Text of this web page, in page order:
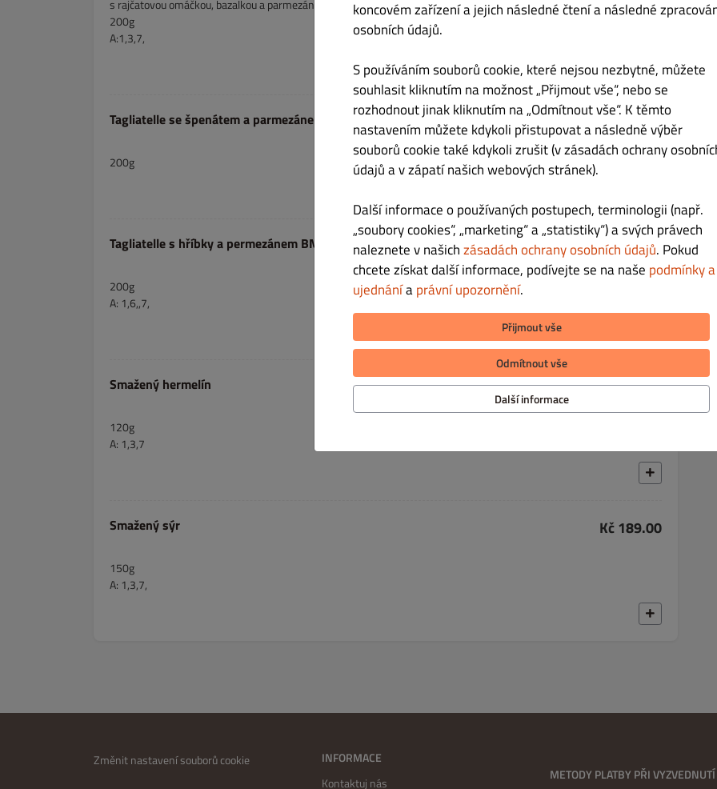
s rajčatovou omáčkou, bazalkou a parmezánem
200g
A:1,3,7,
Tagliatelle se špenátem a parmezánem BM Kč 249.00
200g
Tagliatelle s hříbky a permezánem BM Kč 249.00
200g
A: 1,6,,7,
Smažený hermelín Kč 185.00
120g
A: 1,3,7
Smažený sýr Kč 189.00
150g
A: 1,3,7,
Změnit nastavení souborů cookie
INFORMACE
Kontaktuj nás
METODY PLATBY PŘI VYZVEDNUTÍ
koncovém zařízení a jejich následné čtení a následné
osobních údajů.
S používáním souborů cookie, které nejsou nezbytné, můžete
souhlasit kliknutím na možnost „Přijmout vše“, nebo se
rozhodnout jinak kliknutím na „Odmítnout vše“. K těmto
nastavením můžete kdykoli přistupovat a následně výběr
souborů cookie také kdykoli zrušit (v zásadách ochrany
údajů a v zápatí našich webových stránek).
Další informace o používaných postupech, terminologii (např.
„soubory cookies“, „marketing“ a „statistiky“) a svých právech
naleznete v našichzásadách ochrany osobních údajů. Pokud
chcete získat další informace, podívejte se na naše podmínky a
ujednáníaprávní upozornění.
Přijmout vše
Odmítnout vše
Další informace